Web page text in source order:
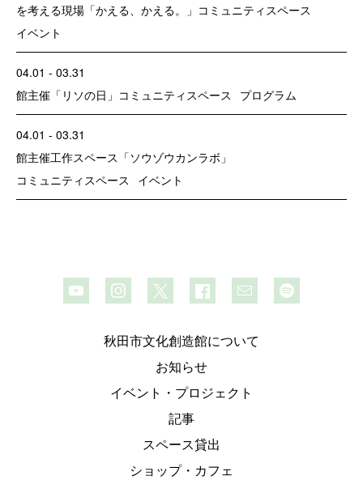
を考える現場「かえる、かえる。」 コミュニティスペース
イベント
04.01 - 03.31
館主催 「リソの日」 コミュニティスペース プログラム
04.01 - 03.31
館主催工作スペース「ソウゾウカンラボ」
コミュニティスペース
イベント
秋田市文化創造館について
お知らせ
イベント・プロジェクト
記事
スペース貸出
ショップ・カフェ